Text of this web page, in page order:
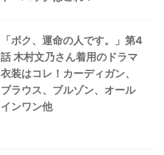
「ボク、運命の人です。」第4
話 木村文乃さん着用のドラマ
衣装はコレ！カーディガン、
ブラウス、ブルゾン、オール
インワン他